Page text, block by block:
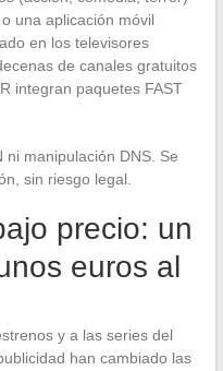
una aplicación móvil
en los televisores
de canales gratuitos
integran paquetes FAST
ni manipulación DNS. Se
sin riesgo legal.
precio: un
euros al
y a las series del
han cambiado las